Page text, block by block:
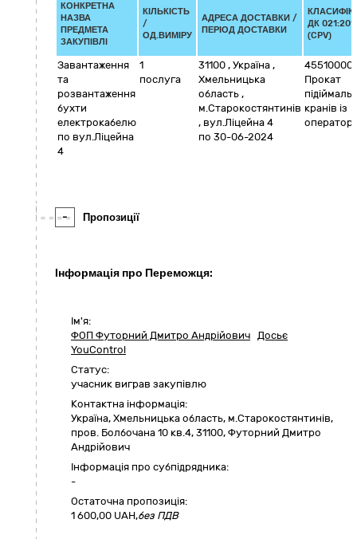
КОНКРЕТНА
НАЗВА
ПРЕДМЕТА
ЗАКУПІВЛІ
КІЛЬКІСТЬ
/
ОД.ВИМІРУ
АДРЕСА ДОСТАВКИ /
ПЕРІОД ДОСТАВКИ
ДК
(CPV)
Завантаження
та
розвантаження
бухти
електрокабелю
по вул.Ліцейна
4
1
послуга
31100 , Україна ,
Хмельницька
область ,
м.Старокостянтинів
, вул.Ліцейна 4
по 30-06-2024
Прокат
кранів із
- Пропозиції
Інформація про Переможця:
Ім'я:
ФОП Футорний Дмитро Андрійович Досьє
YouControl
Статус:
учасник виграв закупівлю
Контактна інформація:
Україна, Хмельницька область, м.Старокостянтинів,
пров. Болбочана 10 кв.4, 31100, Футорний Дмитро
Андрійович
Інформація про субпідрядника:
-
Остаточна пропозиція:
1 600,00 UAH,без ПДВ